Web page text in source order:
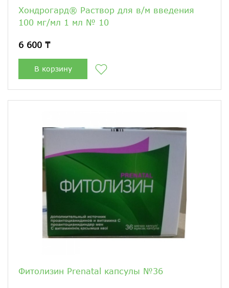
Хондрогард® Раствор для в/м введения
100 мг/мл 1 мл № 10
6 600 ₸
В корзину
Фитолизин Prenatal капсулы №36